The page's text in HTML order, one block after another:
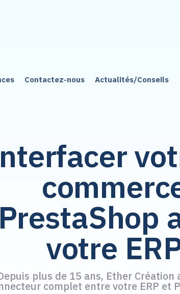
Contactez-nous Actualités/Conseils
votre
plus de 15 ans, Ether Création
complet entre votre ERP et